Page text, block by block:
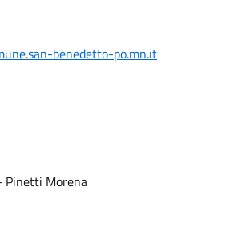
benedetto-po.mn.it
Pinetti Morena